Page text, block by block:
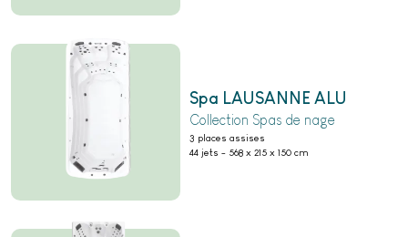
Spa LAUSANNE ALU
Collection Spas de nage
3 places assises
44 jets - 568 x 215 x 150 cm